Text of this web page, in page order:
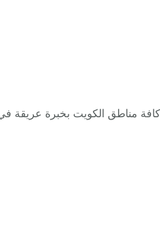
ونغطي كافة مناطق الكويت بخبرة